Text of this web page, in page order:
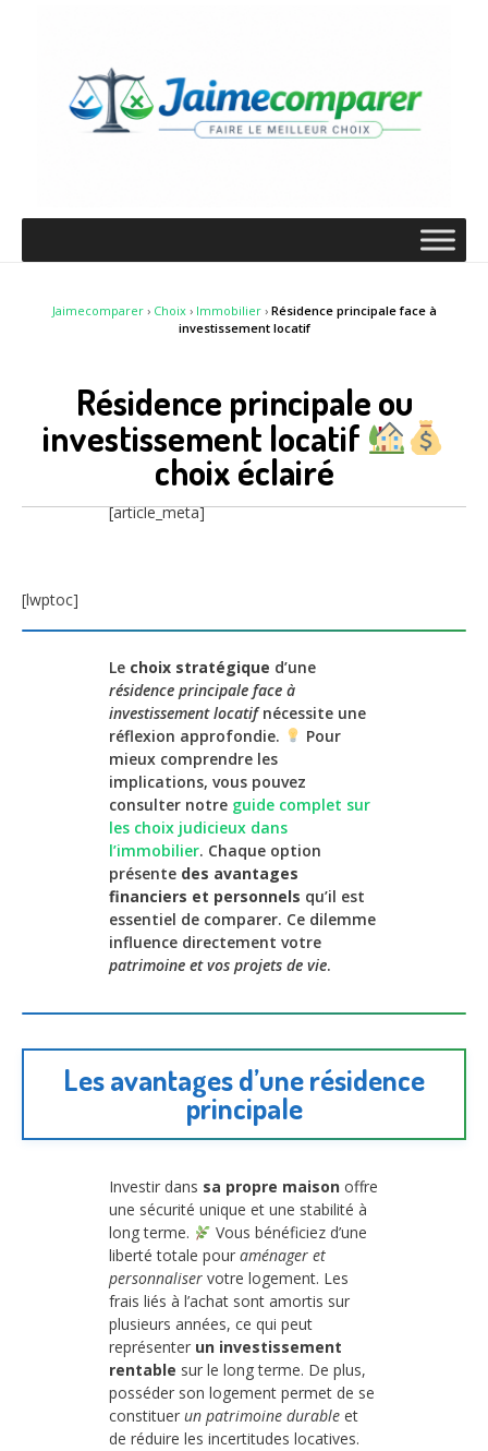
Jaimecomparer› Choix› Immobilier› Résidence principale face à
investissement locatif
Résidence principale ou
investissement locatif
choix éclairé
[article_meta]
[lwptoc]
Le choix stratégique d’une
résidence principale face à
investissement locatifnécessite une
réflexion approfondie.
Pour
mieux comprendre les
implications, vous pouvez
consulter notre guide complet sur
les choix judicieux dans
l’immobilier. Chaque option
présente des avantages
financiers et personnels qu’il est
essentiel de comparer. Ce dilemme
influence directement votre
patrimoine et vos projets de vie.
Les avantages d’une résidence
principale
Investir dans sa propre maison offre
une sécurité unique et une stabilité à
long terme.
Vous bénéficiez d’une
liberté totale pour aménager et
personnaliser votre logement. Les
frais liés à l’achat sont amortis sur
plusieurs années, ce qui peut
représenter un investissement
rentable sur le long terme. De plus,
posséder son logement permet de se
constituer un patrimoine durable et
de réduire les incertitudes locatives.